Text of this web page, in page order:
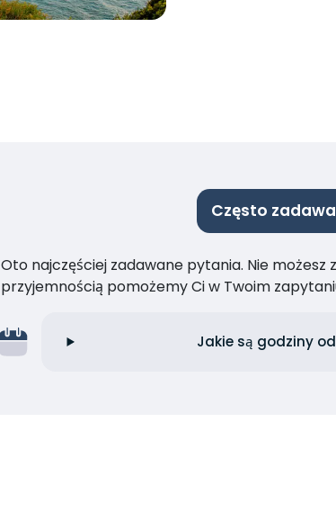
Często
Oto najczęściej zadawane pytania. Nie możesz
przyjemnością pomożemy Ci w Twoim
Jakie są godziny